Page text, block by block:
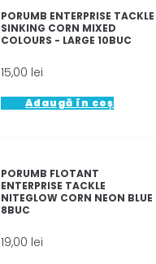
mai
multe
variații.
fi
PORUMB ENTERPRISE TACKLE
SINKING CORN MIXED
COLOURS - LARGE 10BUC
15,00 lei
Adaugă în coș
PORUMB FLOTANT
ENTERPRISE TACKLE
NITEGLOW CORN NEON BLUE
8BUC
19,00 lei